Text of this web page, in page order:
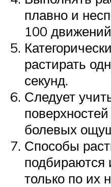
плавно и
100
растирать
секунд.
Следует
болевых
Способы
подбираются
только по их